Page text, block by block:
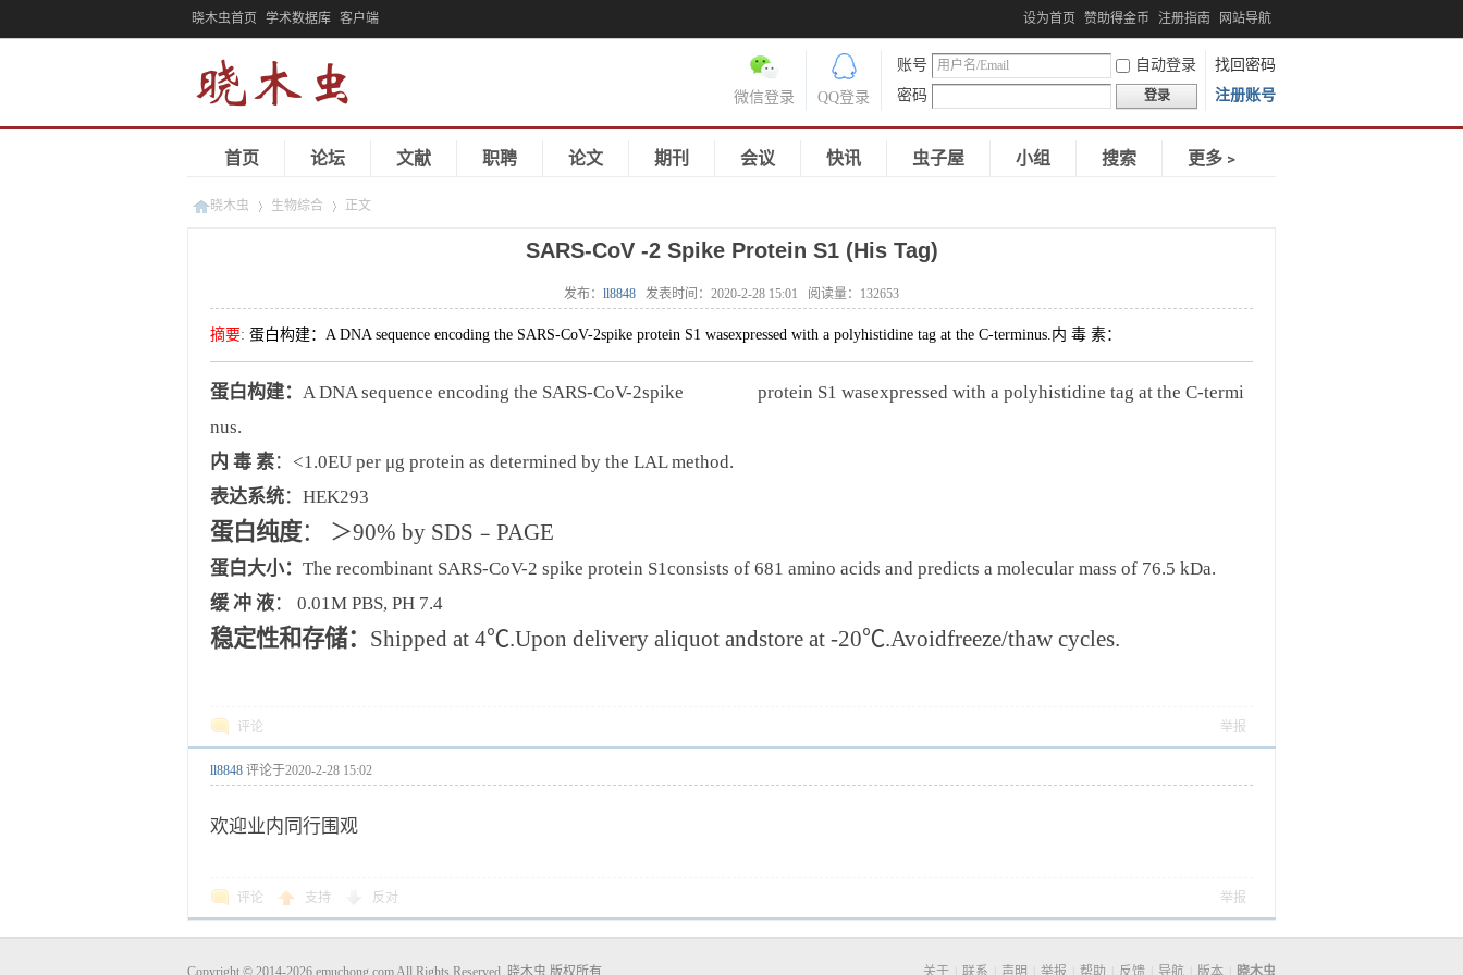
晓木虫首页 学术数据库 客户端 设为首页 赞助得金币 注册指南 网站导航
账号 自动登录
找回密码
密码
登录 注册账号
QQ登录
微信登录
首页 论坛 文献 职聘 论文 期刊 会议 快讯 虫子屋 小组 搜索 更多﹥
晓木虫 生物综合 正文
SARS-CoV -2 Spike Protein S1 (His Tag)
发布： ll8848 发表时间： 2020-2-28 15:01 阅读量： 132653
摘要: 蛋白构建：A DNA sequence encoding the SARS-CoV-2spike protein S1 wasexpressed with a polyhistidine tag at the C-terminus.内 毒 素：
蛋白构建： A DNA sequence encoding the SARS-CoV-2spike protein S1 wasexpressed with a polyhistidine tag at the C-termi
nus.
内 毒 素：<1.0EU per μg protein as determined by the LAL method.
表达系统：HEK293
蛋白纯度： ＞90% by SDS ﹣ PAGE
蛋白大小： The recombinant SARS-CoV-2 spike protein S1consists of 681 amino acids and predicts a molecular mass of 76.5 kDa.
缓 冲 液： 0.01M PBS, PH 7.4
稳定性和存储： Shipped at 4℃.Upon delivery aliquot andstore at -20℃.Avoidfreeze/thaw cycles.
评论 举报
ll8848 评论于2020-2-28 15:02
欢迎业内同行围观
评论 支持 反对 举报
关于 联系 声明 举报 帮助 反馈 导航 版本 晓木虫
Copyright © 2014-2026 emuchong.com All Rights Reserved. 晓木虫 版权所有